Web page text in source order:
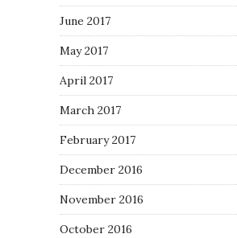
June 2017
May 2017
April 2017
March 2017
February 2017
December 2016
November 2016
October 2016